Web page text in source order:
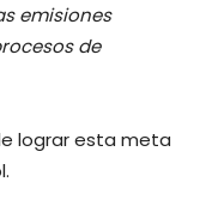
emisiones
de
lograr esta meta